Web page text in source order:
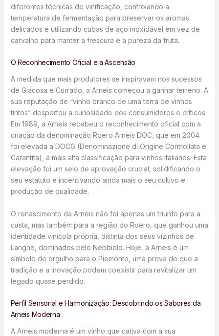
diferentes técnicas de vinificação, controlando a
temperatura de fermentação para preservar os aromas
delicados e utilizando cubas de aço inoxidável em vez de
carvalho para manter a frescura e a pureza da fruta.
O Reconhecimento Oficial e a Ascensão
À medida que mais produtores se inspiravam nos sucessos
de Giacosa e Currado, a Arneis começou a ganhar terreno. A
sua reputação de “vinho branco de uma terra de vinhos
tintos” despertou a curiosidade dos consumidores e críticos.
Em 1989, a Arneis recebeu o reconhecimento oficial com a
criação da denominação Roero Arneis DOC, que em 2004
foi elevada a DOCG (Denominazione di Origine Controllata e
Garantita), a mais alta classificação para vinhos italianos. Esta
elevação foi um selo de aprovação crucial, solidificando o
seu estatuto e incentivando ainda mais o seu cultivo e
produção de qualidade.
O renascimento da Arneis não foi apenas um triunfo para a
casta, mas também para a região do Roero, que ganhou uma
identidade vinícola própria, distinta dos seus vizinhos de
Langhe, dominados pelo Nebbiolo. Hoje, a Arneis é um
símbolo de orgulho para o Piemonte, uma prova de que a
tradição e a inovação podem coexistir para revitalizar um
legado quase perdido.
Perfil Sensorial e Harmonização: Descobrindo os Sabores da
Arneis Moderna
A Arneis moderna é um vinho que cativa com a sua